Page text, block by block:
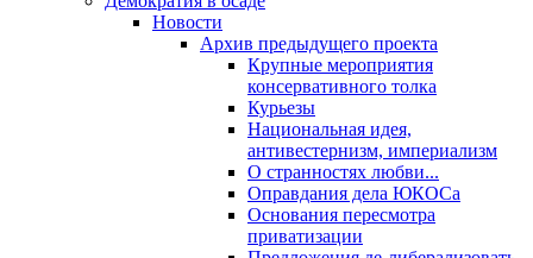
Новости
Архив предыдущего проекта
Крупные мероприятия
консервативного толка
Курьезы
Национальная идея,
антивестернизм, империализм
О странностях любви...
Оправдания дела ЮКОСа
Основания пересмотра
приватизации